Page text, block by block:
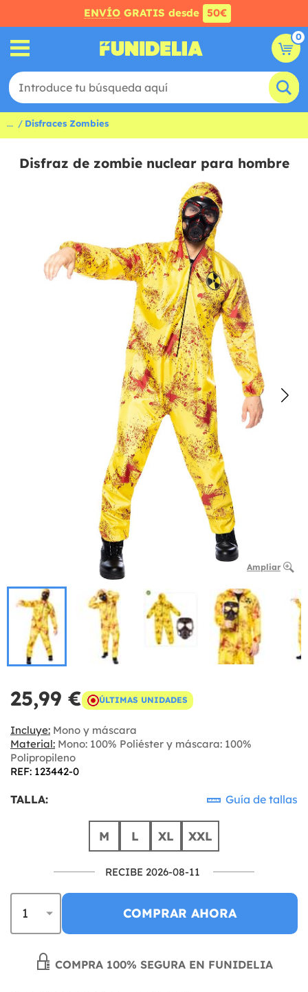
ENVÍO GRATIS desde 50€
0
... Disfraces Zombies
Disfraz de zombie nuclear para hombre
Ampliar
25,99 € ÚLTIMAS UNIDADES
Incluye: Mono y máscara
Material: Mono: 100% Poliéster y máscara: 100%
Polipropileno
REF: 123442-0
TALLA: Guía de tallas
M L XL XXL
RECIBE 2026-08-11
COMPRAR AHORA
COMPRA 100% SEGURA EN FUNIDELIA